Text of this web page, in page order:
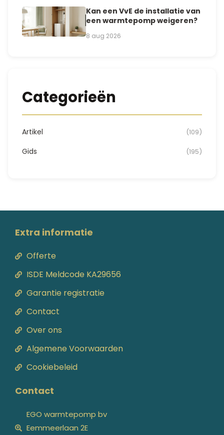
Kan een VvE de installatie van
een warmtepomp weigeren?
8 aug 2026
Categorieën
Artikel (109)
Gids (195)
Extra informatie
Offerte
ISDE Meldcode KA29656
Garantie registratie
Contact
Over ons
Algemene Voorwaarden
Cookiebeleid
Contact
EGO warmtepomp bv
Eemmeerlaan 2E